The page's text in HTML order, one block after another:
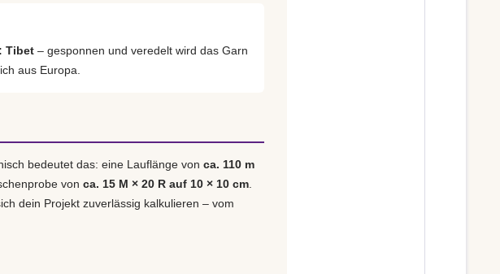
Tibet – gesponnen und veredelt wird das Garn
aus Europa.
bedeutet das: eine Lauflänge von ca. 110 m
von ca. 15 M × 20 R auf 10 × 10 cm
dein Projekt zuverlässig kalkulieren – vom